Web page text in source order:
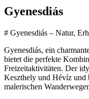
Gyenesdiás
# Gyenesdiás – Natur,
Gyenesdiás, ein
bietet die perfekte
Freizeitaktivitäten. Der
Keszthely und Hévíz und
malerischen